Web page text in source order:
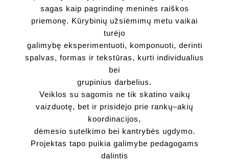
sagas kaip pagrindinę meninės raiškos
priemonę. Kūrybinių užsiėmimų metu vaikai
turėjo
galimybę eksperimentuoti, komponuoti, derinti
spalvas, formas ir tekstūras, kurti individualius
bei
grupinius darbelius.
Veiklos su sagomis ne tik skatino vaikų
vaizduotę, bet ir prisidėjo prie rankų–akių
koordinacijos,
dėmesio sutelkimo bei kantrybės ugdymo.
Projektas tapo puikia galimybe pedagogams
dalintis